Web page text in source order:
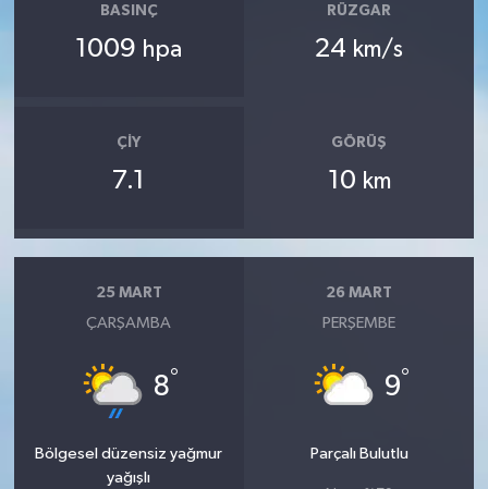
BASINÇ
1009 hpa
RÜZGAR
24 km/s
ÇIY
7.1
GÖRÜŞ
10 km
25 MART
ÇARŞAMBA
8°
Bölgesel düzensiz yağmur
yağışlı
26 MART
PERŞEMBE
9°
Parçalı Bulutlu